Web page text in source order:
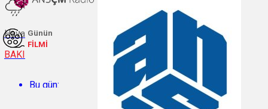
Hava
BAKI
Bu gün:
Günün
FİLMİ